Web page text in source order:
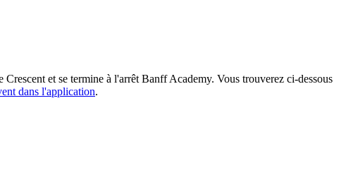
et se termine à l'arrêt Banff Academy. Vous trouverez ci-dessous
dans l'application.